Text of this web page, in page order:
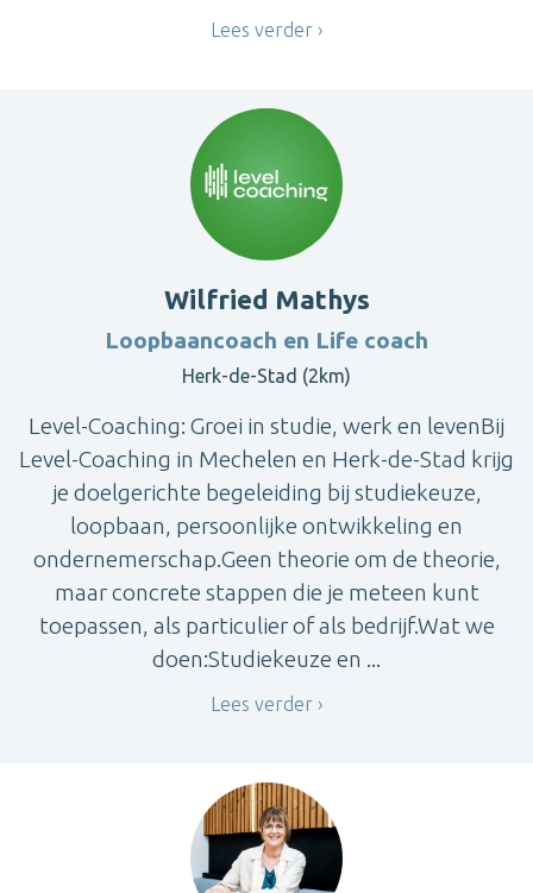
Lees verder
Wilfried Mathys
Loopbaancoach en Life coach
Herk-de-Stad (2km)
Level-Coaching: Groei in studie, werk en levenBij
Level-Coaching in Mechelen en Herk-de-Stad krijg
je doelgerichte begeleiding bij studiekeuze,
loopbaan, persoonlijke ontwikkeling en
ondernemerschap.Geen theorie om de theorie,
maar concrete stappen die je meteen kunt
toepassen, als particulier of als bedrijf.Wat we
doen:Studiekeuze en ...
Lees verder